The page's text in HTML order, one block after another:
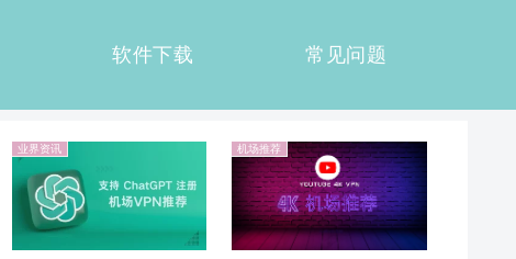
软件下载 常见问题
业界资讯 机场推荐